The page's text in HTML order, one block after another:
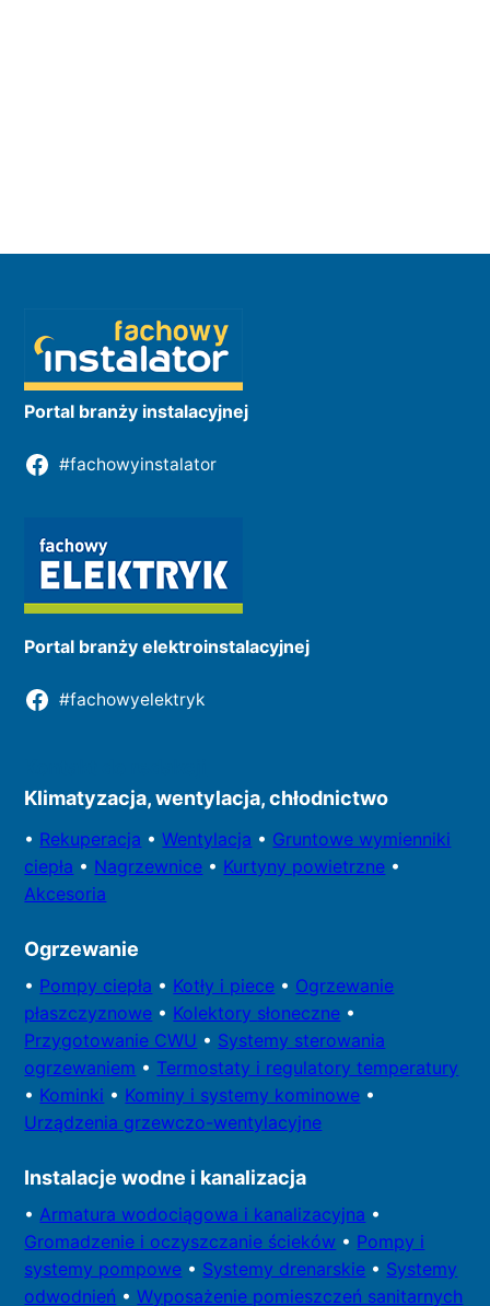
Portal branży instalacyjnej
#fachowyinstalator
Portal branży elektroinstalacyjnej
#fachowyelektryk
Klimatyzacja, wentylacja, chłodnictwo
• Rekuperacja •Wentylacja • Gruntowe wymienniki
ciepła • Nagrzewnice • Kurtyny powietrzne •
Akcesoria
Ogrzewanie
• Pompy ciepła • Kotły i piece • Ogrzewanie
płaszczyznowe • Kolektory słoneczne •
Przygotowanie CWU • Systemy sterowania
ogrzewaniem • Termostaty i regulatory temperatury
• Kominki • Kominy i systemy kominowe •
Urządzenia grzewczo-wentylacyjne
Instalacje wodne i kanalizacja
• Armatura wodociągowa i kanalizacyjna •
Gromadzenie i oczyszczanie ścieków • Pompy i
systemy pompowe • Systemy drenarskie • Systemy
odwodnień •Wyposażenie pomieszczeń sanitarnych